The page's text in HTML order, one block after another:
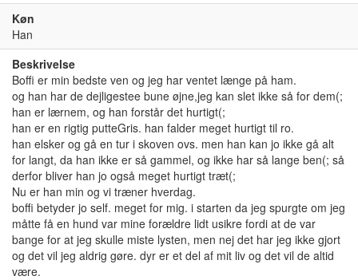
Køn
Han
Beskrivelse
Boffi er min bedste ven og jeg har ventet længe på ham.
og han har de dejligestee bune øjne,jeg kan slet ikke så for dem(;
han er lærnem, og han forstår det hurtigt(;
han er en rigtig putteGris. han falder meget hurtigt til ro.
han elsker og gå en tur i skoven ovs. men han kan jo ikke gå alt
for langt, da han ikke er så gammel, og ikke har så lange ben(; så
derfor bliver han jo også meget hurtigt træt(;
Nu er han min og vi træner hverdag.
boffi betyder jo self. meget for mig. i starten da jeg spurgte om jeg
måtte få en hund var mine forældre lidt usikre fordi at de var
bange for at jeg skulle miste lysten, men nej det har jeg ikke gjort
og det vil jeg aldrig gøre. dyr er et del af mit liv og det vil de altid
være.